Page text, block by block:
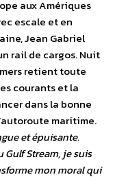
aux Amériques
escale et en
Jean Gabriel
rail de cargos. Nuit
retient toute
courants et la
dans la bonne
maritime.
et épuisante.
Stream, je suis
mon moral qui